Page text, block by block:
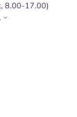
8.00-17.00)